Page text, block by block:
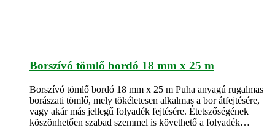
Borszívó tömlő bordó 18 mm x 25 m
Borszívó tömlő bordó 18 mm x 25 m Puha anyagú rugalmas
borászati tömlő, mely tökéletesen alkalmas a bor átfejtésére,
vagy akár más jellegű folyadék fejtésére. Étetszőségének
köszönhetően szabad szemmel is követhető a folyadék…